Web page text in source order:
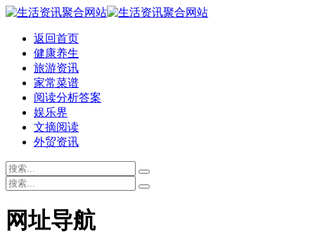
返回首页
健康养生
旅游资讯
家常菜谱
阅读分析答案
娱乐界
文摘阅读
外贸资讯
网址导航